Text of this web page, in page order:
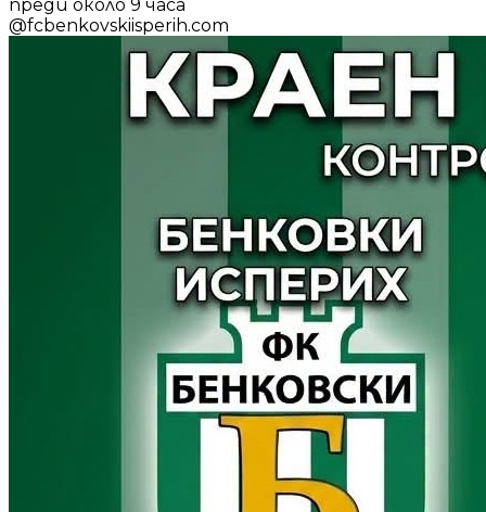
преди около 9 часа
@fcbenkovskiisperih.com